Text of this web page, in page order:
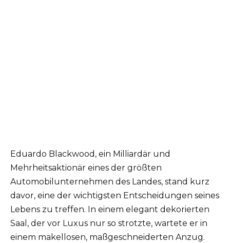
Eduardo Blackwood, ein Milliardär und
Mehrheitsaktionär eines der größten
Automobilunternehmen des Landes, stand kurz
davor, eine der wichtigsten Entscheidungen seines
Lebens zu treffen. In einem elegant dekorierten
Saal, der vor Luxus nur so strotzte, wartete er in
einem makellosen, maßgeschneiderten Anzug.